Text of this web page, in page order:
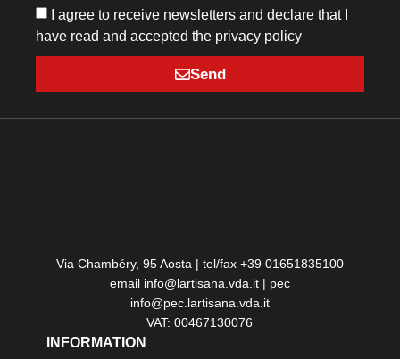
I agree to receive newsletters and declare that I
have read and accepted the privacy policy
Send
Via Chambéry, 95 Aosta | tel/fax +39 01651835100
email info@lartisana.vda.it | pec
info@pec.lartisana.vda.it
VAT: 00467130076
INFORMATION